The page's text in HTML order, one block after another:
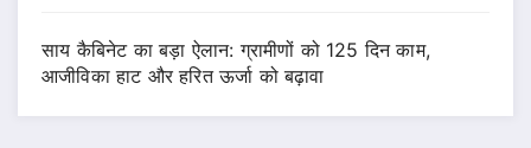
साय कैबिनेट का बड़ा ऐलान: ग्रामीणों को 125 दिन काम,
आजीविका हाट और हरित ऊर्जा को बढ़ावा